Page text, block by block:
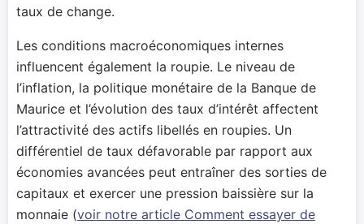
taux de change.
Les conditions macroéconomiques internes
influencent également la roupie. Le niveau de
l’inflation, la politique monétaire de la Banque de
Maurice et l’évolution des taux d’intérêt affectent
l’attractivité des actifs libellés en roupies. Un
différentiel de taux défavorable par rapport aux
économies avancées peut entraîner des sorties de
capitaux et exercer une pression baissière sur la
monnaie (voir notre article Comment essayer de